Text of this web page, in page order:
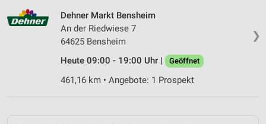
❯
Dehner Markt Bensheim
An der Riedwiese 7
64625 Bensheim
Heute 09:00 - 19:00 Uhr |
Geöffnet
461,16 km • Angebote: 1 Prospekt